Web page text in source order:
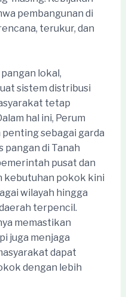
pembangunan di
terukur, dan
lokal,
sistem distribusi
tetap
hal ini, Perum
sebagai garda
di Tanah
pusat dan
kebutuhan pokok kini
wilayah hingga
terpencil.
memastikan
juga menjaga
dapat
dengan lebih